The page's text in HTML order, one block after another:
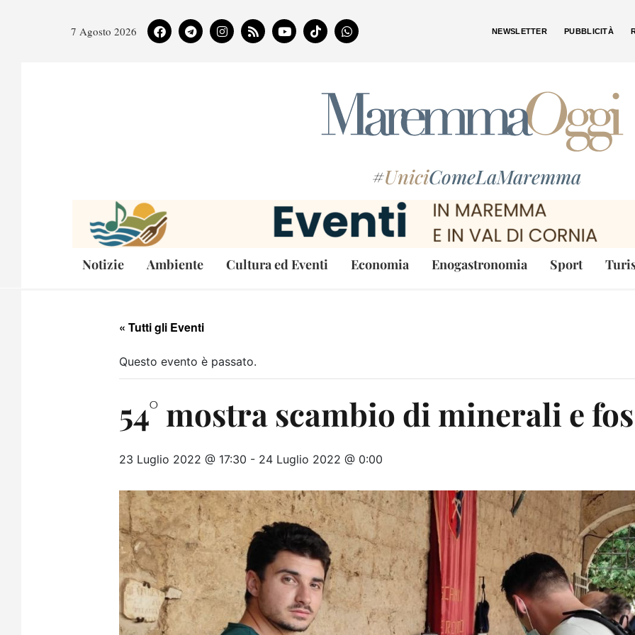
7 Agosto 2026 NEWSLETTER PUBBLICITÀ
#UniciComeLaMaremma
Notizie Ambiente Cultura ed Eventi Economia Enogastronomia Sport
« Tutti gli Eventi
Questo evento è passato.
54° mostra scambio di minerali e
23 Luglio 2022 @ 17:30 - 24 Luglio 2022 @ 0:00